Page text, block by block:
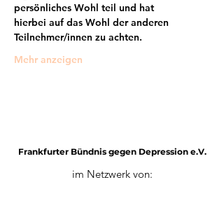
persönliches Wohl teil und hat
hierbei auf das Wohl der anderen
Teilnehmer/innen zu achten.
Mehr anzeigen
Frankfurter Bündnis gegen Depression e.V.
im Netzwerk von: